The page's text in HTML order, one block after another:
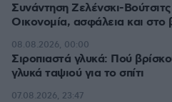
Συνάντηση Ζελένσκι-
Οικονομία, ασφάλεια και
Σιροπιαστά γλυκά: Πού
γλυκά ταψιού για το σπίτι
08.08.2026, 00:00
07.08.2026, 23:47